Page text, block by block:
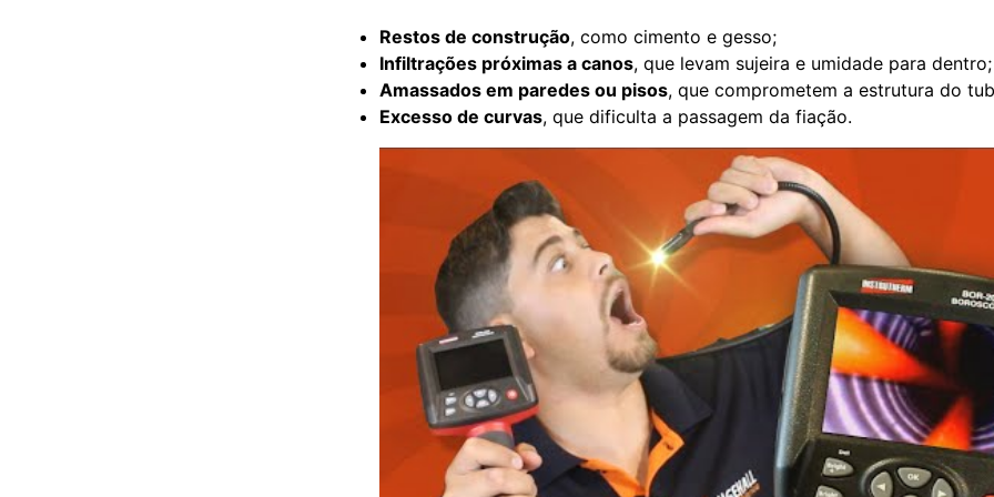
Restos de construção, como cimento e gesso;
Infiltrações próximas a canos, que levam sujeira e umidade para dentro;
Amassados em paredes ou pisos, que comprometem a estrutura do
Excesso de curvas, que dificulta a passagem da fiação.